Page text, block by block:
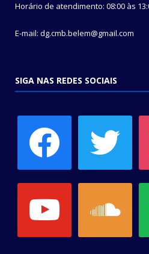
Horário de atendimento: 08:00 às
E-mail: dg.cmb.belem@gmail.com
SIGA NAS REDES SOCIAIS